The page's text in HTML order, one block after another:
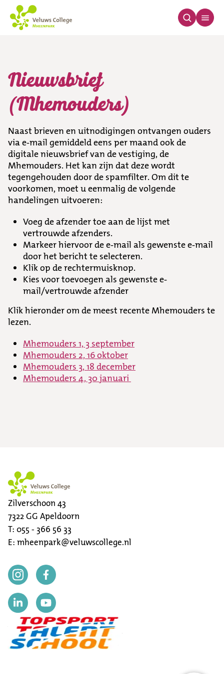
Nieuwsbrief
Nieuwsbrief
(Mhemouders)
Naast brieven en uitnodigingen ontvangen ouders
via e-mail gemiddeld eens per maand ook de
digitale nieuwsbrief van de vestiging, de
Mhemouders. Het kan zijn dat deze wordt
tegengehouden door de spamfilter. Om dit te
voorkomen, moet u eenmalig de volgende
handelingen uitvoeren:
Voeg de afzender toe aan de lijst met
vertrouwde afzenders.
Markeer hiervoor de e-mail als gewenste e-mail
door het bericht te selecteren.
Klik op de rechtermuisknop.
Kies voor toevoegen als gewenste e-
mail/vertrouwde afzender
Klik hieronder om de meest recente Mhemouders te
lezen.
Mhemouders 1, 3 september
Mhemouders 2, 16 oktober
Mhemouders 3, 18 december
Mhemouders 4, 30 januari
Zilverschoon 43
7322 GG Apeldoorn
T: 055 - 366 56 33
E: mheenpark@veluwscollege.nl